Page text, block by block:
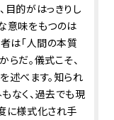
的がはっきりし
意味をもつのは
は「人間の本質
だ。儀式こそ、
述べます。知られ
なく、過去でも現
に様式化され手